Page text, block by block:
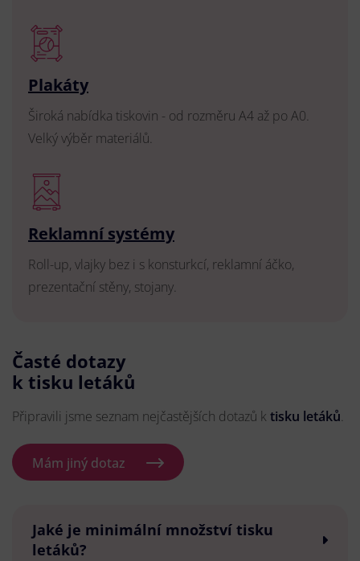
Plakáty
Široká nabídka tiskovin - od rozměru A4 až po A0.
Velký výběr materiálů.
Reklamní systémy
Roll-up, vlajky bez i s konsturkcí, reklamní áčko,
prezentační stěny, stojany.
Časté dotazy
k tisku letáků
Připravili jsme seznam nejčastějších dotazů k tisku letáků.
Mám jiný dotaz
Jaké je minimální množství tisku
letáků?